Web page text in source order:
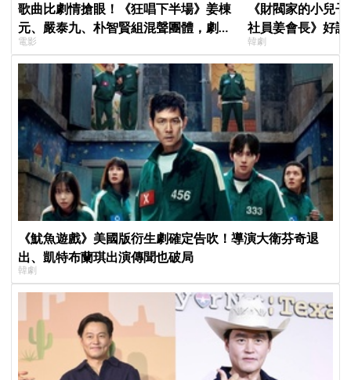
歌曲比劇情搶眼！《狂唱下半場》姜棟
元、嚴泰九、朴智賢組混聲團體，劇中
曲《Love Is》超洗腦
電影
《財閥家的小兒
社員姜會長》好
多巴胺爆表
韓劇
《魷魚遊戲》美國版衍生劇確定告吹！導演大衛芬奇退
出、凱特布蘭琪出演傳聞也破局
韓劇